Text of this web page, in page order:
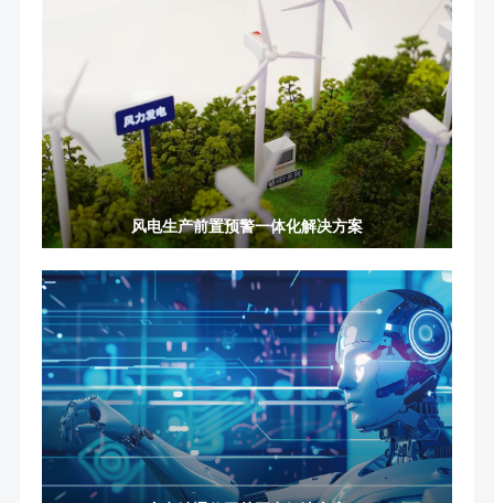
风电生产前置预警一体化解决方案